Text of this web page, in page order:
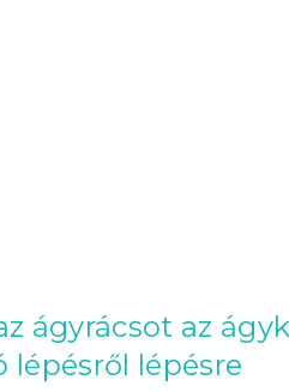
ágyrácsot az
lépésre